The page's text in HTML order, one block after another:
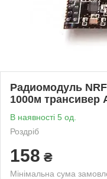
Радиомодуль
1000м трансивер
В наявності 5 од.
Роздріб
158 ₴
Мінімальна сума